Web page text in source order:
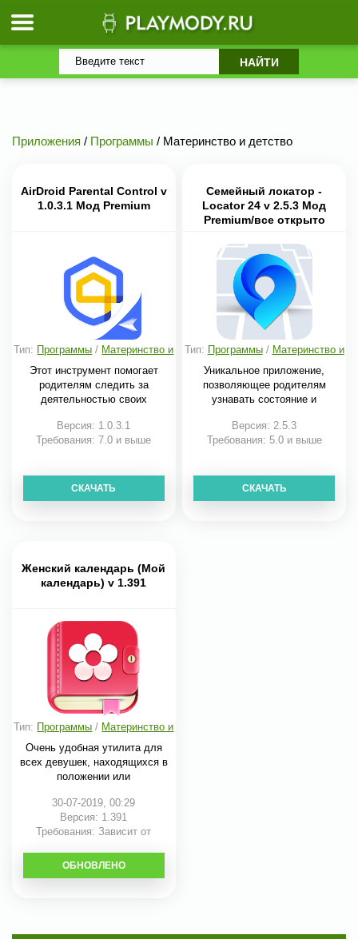
Приложения / Программы / Материнство и детство
AirDroid Parental Control v
1.0.3.1 Мод Premium
Тип: Программы / Материнство и
Этот инструмент помогает
родителям следить за
деятельностью своих
Версия: 1.0.3.1
Требования: 7.0 и выше
СКАЧАТЬ
Семейный локатор -
Locator 24 v 2.5.3 Мод
Premium/все открыто
Тип: Программы/ Материнство и
Уникальное приложение,
позволяющее родителям
узнавать состояние и
Версия: 2.5.3
Требования: 5.0 и выше
СКАЧАТЬ
Женский календарь (Мой
календарь) v 1.391
Тип: Программы / Материнство и
Очень удобная утилита для
всех девушек, находящихся в
положении или
30-07-2019, 00:29
Версия: 1.391
Требования: Зависит от
СКАЧАТЬ
ОБНОВЛЕНО